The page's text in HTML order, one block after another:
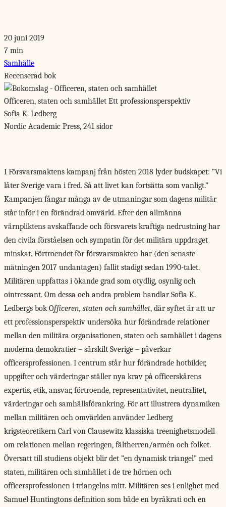
20 juni 2019
7 min
Samhälle
Recenserad bok
Officeren, staten och samhället Ett professionsperspektiv
Sofia K. Ledberg
Nordic Academic Press, 241 sidor
I Försvarsmaktens kampanj från hösten 2018 lyder budskapet: ”Vi
låter Sverige vara i fred. Så att livet kan fortsätta som vanligt.”
Kampanjen fångar många av de utmaningar som dagens militär
står inför i en förändrad omvärld. Efter den allmänna
värnpliktens avskaffande och försvarets kraftiga nedrustning har
den civila förståelsen och sympatin för det militära uppdraget
minskat. Förtroendet för försvarsmakten har (den senaste
mätningen 2017 undantagen) fallit stadigt sedan 1990-talet.
Militären uppfattas i ökande grad som otydlig, osynlig och
ointressant. Om dessa och andra problem handlar Sofia K.
Ledbergs bok Officeren, staten och samhället, där syftet är att ur
ett professionsperspektiv undersöka hur förändrade relationer
mellan den militära organisationen, staten och samhället i dagens
moderna demokratier – särskilt Sverige – påverkar
officersprofessionen. I centrum står hur förändrade hotbilder,
uppgifter och värderingar ställer nya krav på officerskårens
expertis, etik, ansvar, förtroende, representativitet, neutralitet,
värderingar och samhällsförankring. För att illustrera dynamiken
mellan militären och omvärlden använder Ledberg
krigsteoretikern Carl von Clausewitz klassiska treenighetsmodell
om relationen mellan regeringen, fältherren/armén och folket.
Översatt till studiens objekt blir det ”en dynamisk triangel” med
staten, militären och samhället i de tre hörnen och
officersprofessionen i triangelns mitt. Militären ses i enlighet med
Samuel Huntingtons definition som både en byråkrati och en